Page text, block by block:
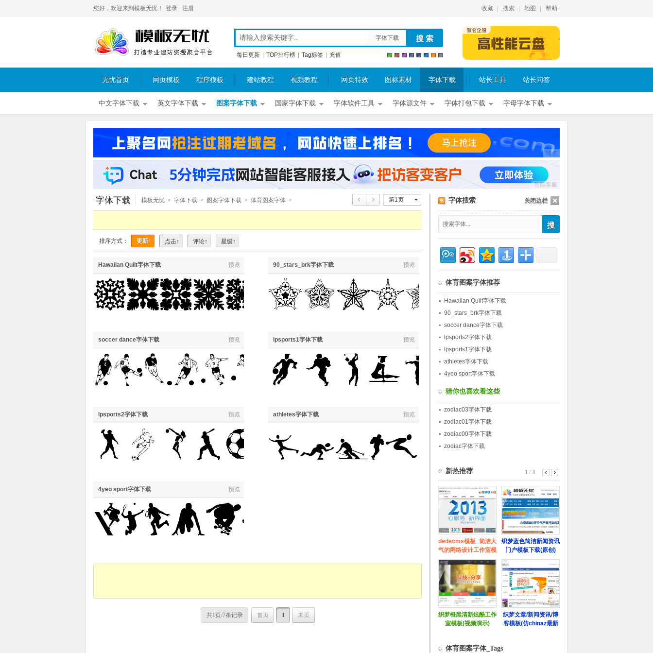
您好，欢迎来到模板无忧！ 登录 注册 收藏 搜索 地图 帮助
字体下载
每日更新 TOP排行榜 Tag标签 充值
无忧首页 网页模板 程序模板 建站教程 视频教程 网页特效 图标素材 字体下载 站长工具 站长问答
中文字体下载 英文字体下载 图案字体下载 国家字体下载 字体软件工具 字体源文件 字体打包下载 字母字体下载
域名
智能客服
关闭边栏
字体下载 模板无忧 > 字体下载 > 图案字体下载 > 体育图案字体 > 第1页
排序方式： 更新↑ 点击↑ 评论↑ 星级↑
Hawaiian Quilt字体下载 预览 90_stars_brk字体下载 预览
soccer dance字体下载 预览 lpsports1字体下载 预览
lpsports2字体下载 预览 athletes字体下载 预览
4yeo sport字体下载 预览
共1页/7条记录 首页 1 末页
字体搜索
体育图案字体推荐
Hawaiian Quilt字体下载
90_stars_brk字体下载
soccer dance字体下载
lpsports2字体下载
lpsports1字体下载
athletes字体下载
4yeo sport字体下载
猜你也喜欢看这些
zodiac03字体下载
zodiac01字体下载
zodiac00字体下载
zodiac字体下载
体育图案字体_Tags